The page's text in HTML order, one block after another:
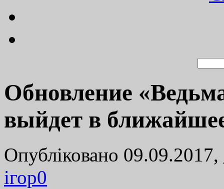
Обновление
выйдет в
Опубліковано 09.09.2017,
ігор0